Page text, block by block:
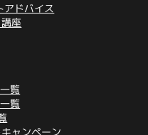
アドバイス
座
覧
覧
ャンペーン